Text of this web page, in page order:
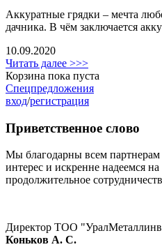
Аккуратные грядки – мечта
дачника. В чём заключается
10.09.2020
Читать далее >>>
Корзина пока пуста
Спецпредложения
вход/регистрация
Приветственное слово
Мы благодарны всем
интерес и искренне надеемся
продолжительное
Директор ТОО
Коньков А. С.